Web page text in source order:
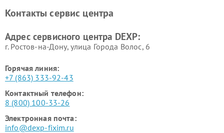
Ремонт серверов DEXP
Ремонт мини пк DEXP
Контакты сервис центра
Адрес сервисного центра DEXP:
г. Ростов-на-Дону, улица Города Волос, 6
Горячая линия:
+7 (863) 333-92-43
Контактный телефон:
8 (800) 100-33-26
Электронная почта:
info@dexp-fixim.ru